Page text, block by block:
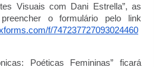
Visuais com Dani Estrella”, as
f/747237727093024460
Poéticas Femininas” ficará